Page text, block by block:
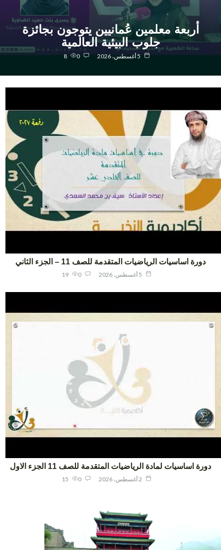
أربعة معلمين عُمانيين يتوجون بجائزة
جلوب البيئية العالمية
8
دورة اساسيات الرياضيات المتقدمة للصف 11 – الجزء الثاني
19
اساسيات لمادة الرياضيات المتقدمة للصف 11 الجزء الاول
15